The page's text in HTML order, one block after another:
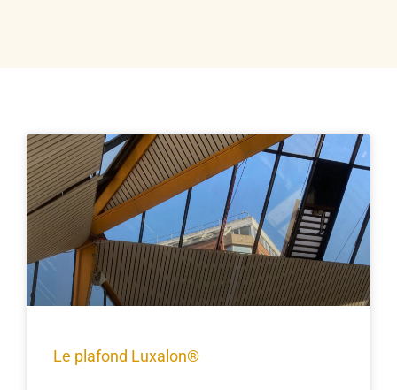
Le plafond Luxalon®
PagePage